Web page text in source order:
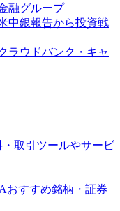
融グループ
中銀報告から投資戦
ラウドバンク・キャ
取引ツールやサービ
おすすめ銘柄・証券